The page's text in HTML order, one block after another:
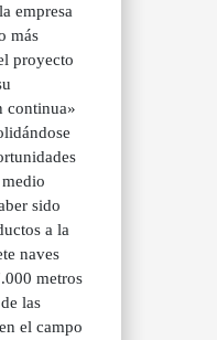
empresa
más
proyecto
continua»
sido
a la
naves
metros
las
el campo